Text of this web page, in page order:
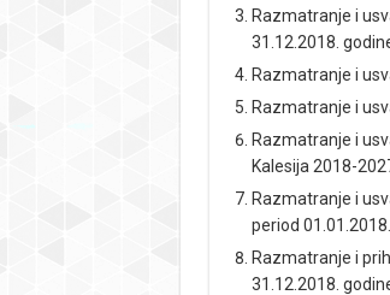
Razmatranje i
31.12.2018.
Razmatranje i
Razmatranje i
Razmatranje i
Kalesija 2018-
Razmatranje i
period
Razmatranje i
31.12.2018.